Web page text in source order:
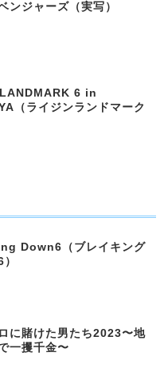
ンジャーズ（実写）
6 in
（ライジンランドマーク
Down6（ブレイキング
に賭けた男たち2023〜地
一攫千金〜